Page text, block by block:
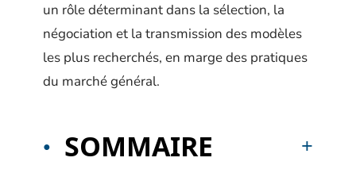
un rôle déterminant dans la sélection, la
négociation et la transmission des modèles
les plus recherchés, en marge des pratiques
du marché général.
SOMMAIRE